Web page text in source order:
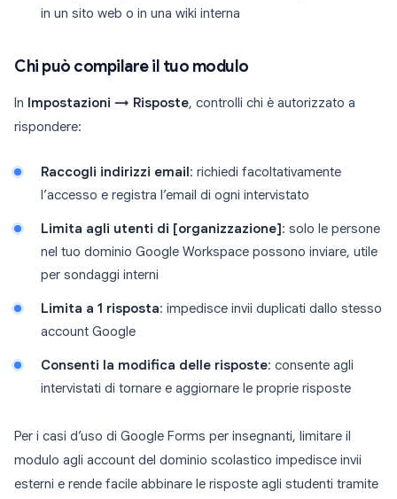
in un sito web o in una wiki interna
Chi può compilare il tuo modulo
In Impostazioni → Risposte, controlli chi è autorizzato a
rispondere:
Raccogli indirizzi email : richiedi facoltativamente
l’accesso e registra l’email di ogni intervistato
Limita agli utenti di [organizzazione] : solo le persone
nel tuo dominio Google Workspace possono inviare, utile
per sondaggi interni
Limita a 1 risposta: impedisce invii duplicati dallo stesso
account Google
Consenti la modifica delle risposte: consente agli
intervistati di tornare e aggiornare le proprie risposte
Per i casi d’uso di Google Forms per insegnanti, limitare il
modulo agli account del dominio scolastico impedisce invii
esterni e rende facile abbinare le risposte agli studenti tramite